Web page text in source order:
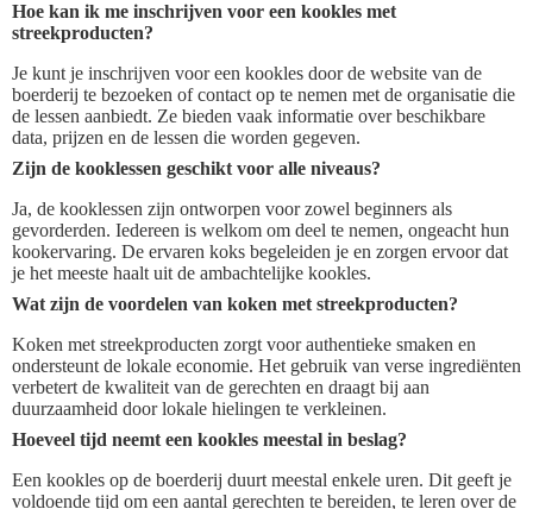
Hoe kan ik me inschrijven voor een kookles met
streekproducten?
Je kunt je inschrijven voor een kookles door de website van de
boerderij te bezoeken of contact op te nemen met de organisatie die
de lessen aanbiedt. Ze bieden vaak informatie over beschikbare
data, prijzen en de lessen die worden gegeven.
Zijn de kooklessen geschikt voor alle niveaus?
Ja, de kooklessen zijn ontworpen voor zowel beginners als
gevorderden. Iedereen is welkom om deel te nemen, ongeacht hun
kookervaring. De ervaren koks begeleiden je en zorgen ervoor dat
je het meeste haalt uit de ambachtelijke kookles.
Wat zijn de voordelen van koken met streekproducten?
Koken met streekproducten zorgt voor authentieke smaken en
ondersteunt de lokale economie. Het gebruik van verse ingrediënten
verbetert de kwaliteit van de gerechten en draagt bij aan
duurzaamheid door lokale hielingen te verkleinen.
Hoeveel tijd neemt een kookles meestal in beslag?
Een kookles op de boerderij duurt meestal enkele uren. Dit geeft je
voldoende tijd om een aantal gerechten te bereiden, te leren over de